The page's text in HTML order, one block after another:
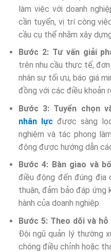
làm việc với doanh
cần tuyển, vị trí công
cầu cụ thể nhằm xây
Bước 2: Tư vấn giải
trên nhu cầu thực tế,
nhân sự tối ưu, báo giá
đồng với các điều khoản
Bước 3: Tuyển chọn
nhân lựcđược sàng
nghiệm và tác phong
động được hướng dẫn
Bước 4: Bàn giao và
điều động đến đúng địa
thuận, đảm bảo đáp ứng
hành của doanh nghiệp.
Bước 5: Theo dõi và
Đội ngũ quản lý thường
chóng điều chỉnh hoặc